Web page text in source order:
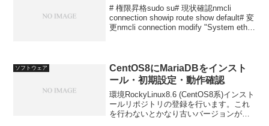
# 権限昇格sudo su# 現状確認nmcli
connection showip route show default# 変
更nmcli connection modify "System eth0"
ソフトウェア
CentOS8にMariaDBをインスト
ール・初期設定・動作確認
環境RockyLinux8.6 (CentOS8系)インスト
ールリポジトリの登録を行います。これ
を行わないとかなり古いバージョンがイ